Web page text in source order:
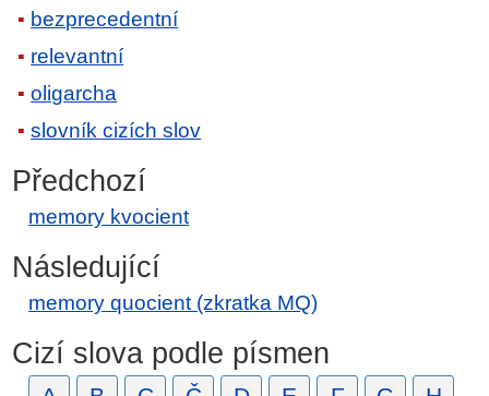
bezprecedentní
relevantní
oligarcha
slovník cizích slov
Předchozí
memory kvocient
Následující
memory quocient (zkratka MQ)
Cizí slova podle písmen